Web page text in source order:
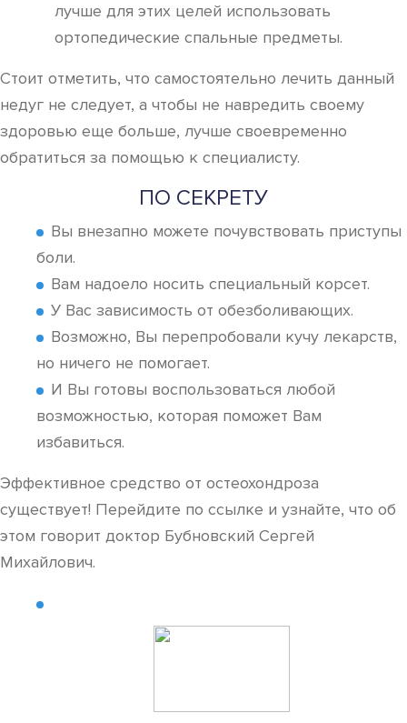
лучше для этих целей использовать
ортопедические спальные предметы.
Стоит отметить, что самостоятельно лечить данный
недуг не следует, а чтобы не навредить своему
здоровью еще больше, лучше своевременно
обратиться за помощью к специалисту.
ПО СЕКРЕТУ
Вы внезапно можете почувствовать приступы
боли.
Вам надоело носить специальный корсет.
У Вас зависимость от обезболивающих.
Возможно, Вы перепробовали кучу лекарств,
но ничего не помогает.
И Вы готовы воспользоваться любой
возможностью, которая поможет Вам
избавиться.
Эффективное средство от остеохондроза
существует! Перейдите по ссылке и узнайте, что об
этом говорит доктор Бубновский Сергей
Михайлович.